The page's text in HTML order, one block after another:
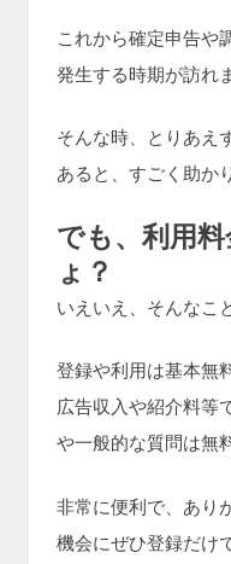
これから確定申告や
発生する時期が訪れま
そんな時、とりあえ
あると、すごく助か
でも、利用
ょ？
いえいえ、そんなこ
登録や利用は基本無
広告収入や紹介料等
や一般的な質問は無
非常に便利で、あり
機会にぜひ登録だけ